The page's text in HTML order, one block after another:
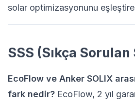
solar optimizasyonunu
SSS (Sıkça
EcoFlow ve Anker SOLIX
fark nedir? EcoFlow, 2 yıl